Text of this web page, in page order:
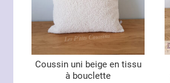
Coussin uni beige en tissu
à bouclette